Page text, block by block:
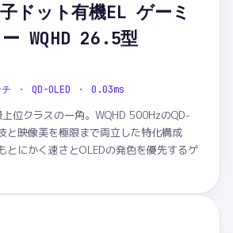
ドット有機EL ゲーミ
WQHD 26.5型
・ QD-OLED ・ 0.03ms
位クラスの一角。WQHD 500HzのQD-
と映像美を極限まで両立した特化構成
とにかく速さとOLEDの発色を優先するゲ